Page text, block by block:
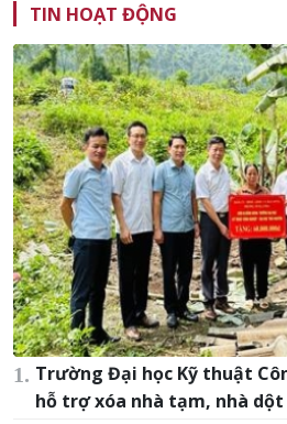
TIN HOẠT ĐỘNG
Trường Đại học Kỹ thuật
hỗ trợ xóa nhà tạm, nhà